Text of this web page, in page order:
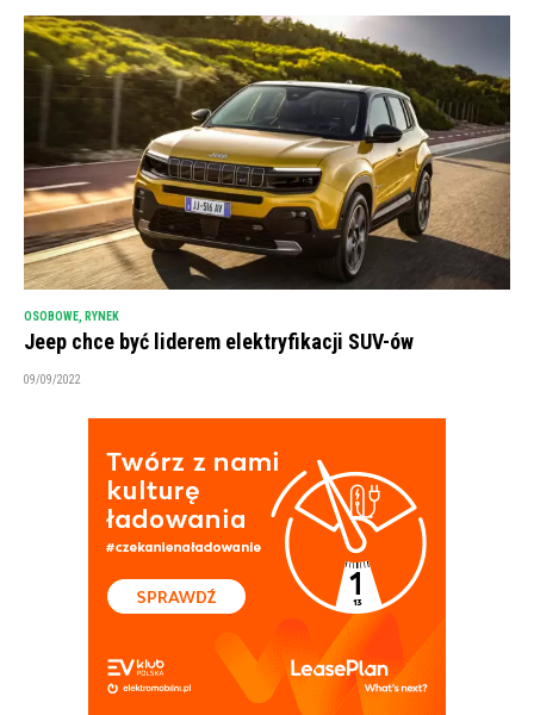
OSOBOWE RYNEK
Jeep chce być liderem elektryfikacji SUV-ów
09/09/2022